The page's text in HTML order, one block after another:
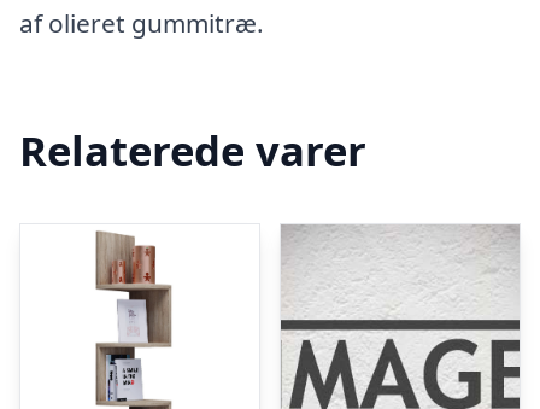
af olieret gummitræ.
Relaterede varer